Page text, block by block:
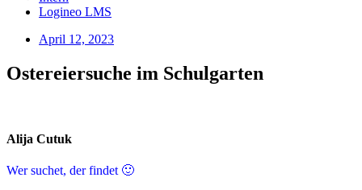
Logineo LMS
April 12, 2023
Ostereiersuche im Schulgarten
Alija Cutuk
Wer suchet, der findet 🙂